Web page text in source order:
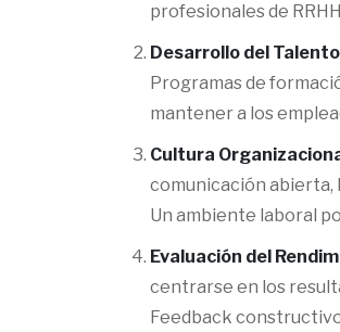
profesionales de
Desarrollo del
Programas de
mantener a los
Cultura
comunicación abierta,
Un ambiente laboral
Evaluación del
centrarse en los
Feedback